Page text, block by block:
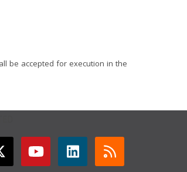
be accepted for execution in the